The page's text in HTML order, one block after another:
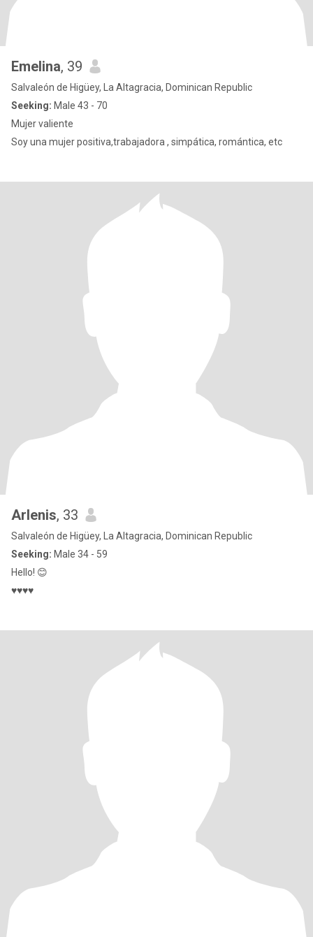
Emelina, 39
Salvaleón de Higüey, La Altagracia, Dominican Republic
Seeking: Male 43 - 70
Mujer valiente
Soy una mujer positiva,trabajadora , simpática, romántica, etc
Arlenis, 33
Salvaleón de Higüey, La Altagracia, Dominican Republic
Seeking: Male 34 - 59
Hello! 😊
♥️♥️♥️♥️